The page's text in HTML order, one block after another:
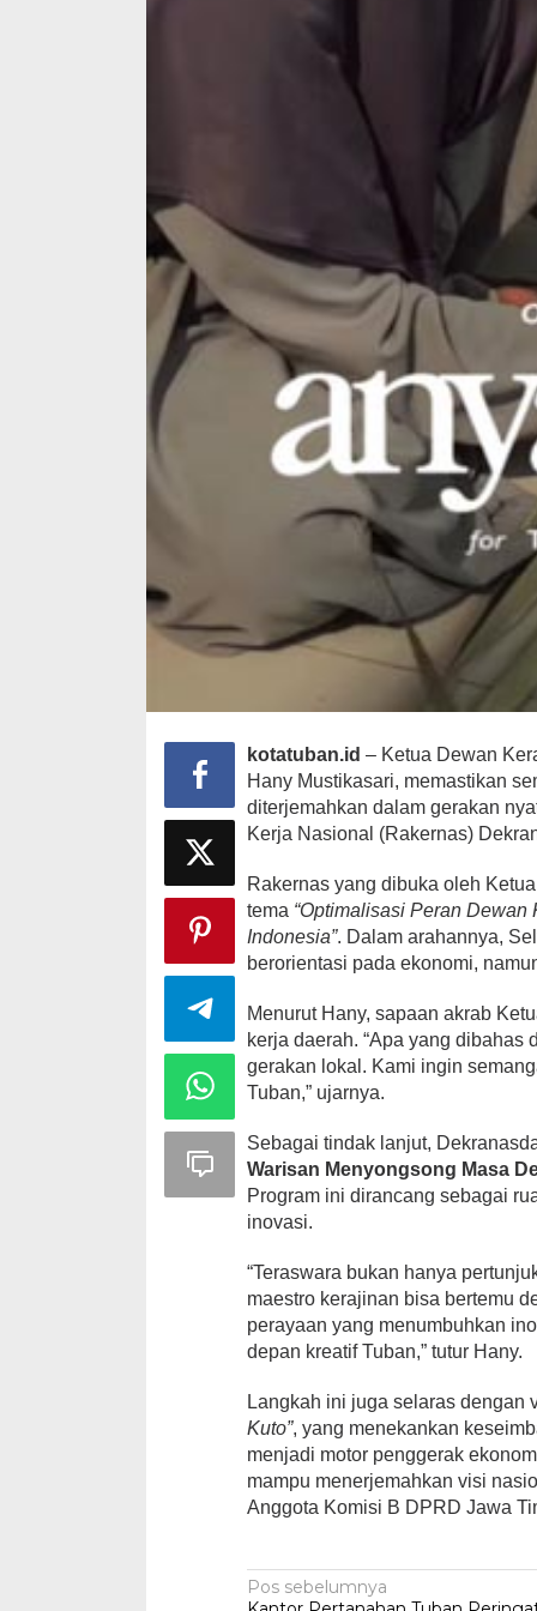
kotatuban.id – Ketua Dewan
Hany Mustikasari, memastikan
diterjemahkan dalam gerakan
Kerja Nasional (Rakernas)
Rakernas yang dibuka oleh
tema “Optimalisasi Peran
Indonesia”. Dalam arahannya,
berorientasi pada ekonomi,
Menurut Hany, sapaan akrab
kerja daerah. “Apa yang
gerakan lokal. Kami ingin
Tuban,” ujarnya.
Sebagai tindak lanjut,
Warisan Menyongsong Masa
Program ini dirancang sebagai
inovasi.
“Teraswara bukan hanya
maestro kerajinan bisa bertemu
perayaan yang menumbuhkan
depan kreatif Tuban,” tutur Hany.
Langkah ini juga selaras dengan
Kuto”, yang menekankan
menjadi motor penggerak
mampu menerjemahkan visi
Anggota Komisi B DPRD Jawa
Navigasi
Pos sebelumnya